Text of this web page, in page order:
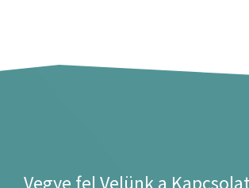
Vegye fel Velünk a